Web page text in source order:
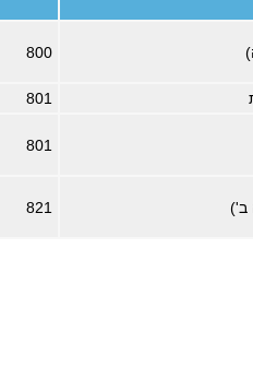
800
801
801
ב') 821